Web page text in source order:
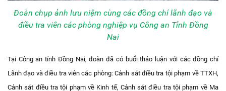
Đoàn chụp ảnh lưu niệm cùng các đồng chí lãnh đạo và
điều tra viên các phòng nghiệp vụ Công an Tỉnh Đồng
Nai
Tại Công an tỉnh Đồng Nai, đoàn đã có buổi thảo luận với các đồng chí
Lãnh đạo và điều tra viên các phòng: Cảnh sát điều tra tội phạm về TTXH,
Cảnh sát điều tra tội phạm về Kinh tế, Cảnh sát điều tra tội phạm về Ma